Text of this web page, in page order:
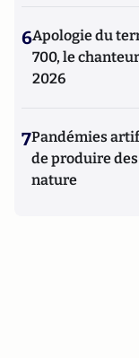
6Apologie du
700, le
2026
7Pandémies
de produire
nature